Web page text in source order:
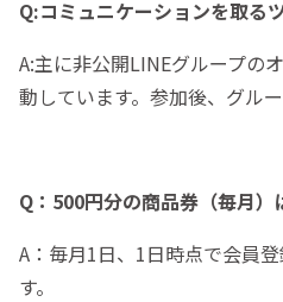
Q:コミュニケーションを取る
A:主に非公開LINEグループの
動しています。参加後、グル
Q：500円分の商品券（毎月）
A：毎月1日、1日時点で会員
す。